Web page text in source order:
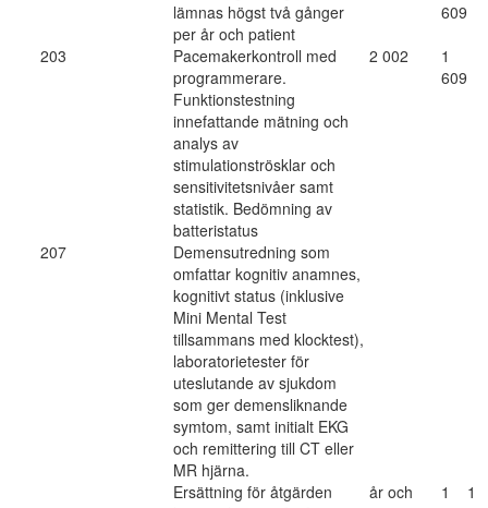
lämnas högst två gånger
per år och patient
609
203
Pacemakerkontroll med
programmerare.
Funktionstestning
innefattande mätning och
analys av
stimulationströsklar och
sensitivitetsnivåer samt
statistik. Bedömning av
batteristatus
2 002
1
609
207
Demensutredning som
omfattar kognitiv anamnes,
kognitivt status (inklusive
Mini Mental Test
tillsammans med klocktest),
laboratorietester för
uteslutande av sjukdom
som ger demensliknande
symtom, samt initialt EKG
och remittering till CT eller
MR hjärna.
Ersättning för åtgärden
år och
1
1